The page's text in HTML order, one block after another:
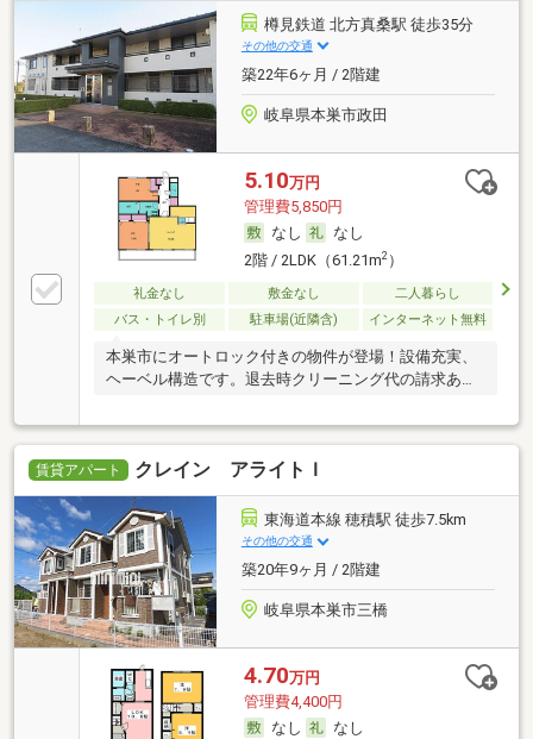
樽見鉄道 北方真桑駅 徒歩35分
その他の交通
築22年6ヶ月 / 2階建
岐阜県本巣市政田
5.10万円
管理費5,850円
なし
なし
2階 / 2LDK（61.21m2）
礼金なし 敷金なし
二人暮らし
バス・トイレ別
駐車場(近隣含) インターネット無料
本巣市にオートロック付きの物件が登場！設備充実、
ヘーベル構造です。退去時クリーニング代の請求あ
賃貸アパート クレイン アライトＩ
東海道本線 穂積駅 徒歩7.5km
その他の交通
築20年9ヶ月 / 2階建
岐阜県本巣市三橋
4.70万円
管理費4,400円
なし
なし